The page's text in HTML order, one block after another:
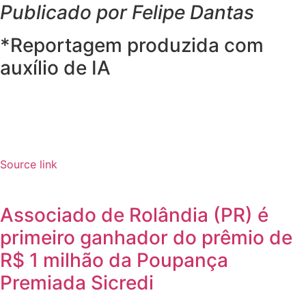
Publicado por Felipe Dantas
*Reportagem produzida com
auxílio de IA
Source link
Associado de Rolândia (PR) é
primeiro ganhador do prêmio de
R$ 1 milhão da Poupança
Premiada Sicredi